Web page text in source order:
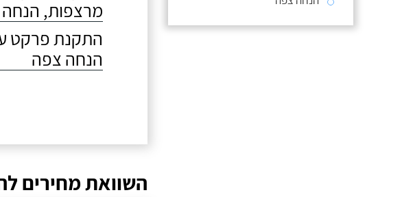
מרצפות,
התקנת פרקט
הנחה צפה
השוואת מחירים